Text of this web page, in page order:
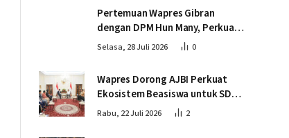
Pertemuan Wapres Gibran
dengan DPM Hun Many, Perkuat
Kemitraan Strategis Indonesia –
Selasa, 28 Juli 2026 0
Wapres Dorong AJBI Perkuat
Ekosistem Beasiswa untuk SDM
Unggul Indonesia Timur
Rabu, 22 Juli 2026 2